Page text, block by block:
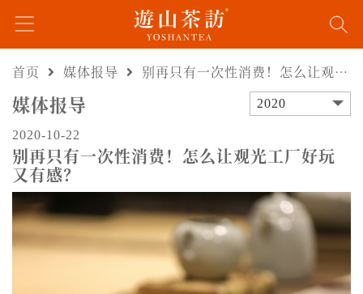
首页 媒体报导 别再只有一次性消费！怎么让观光工厂好玩又有感？
媒体报导 2020
2020-10-22
别再只有一次性消费！怎么让观光工厂好玩
又有感？